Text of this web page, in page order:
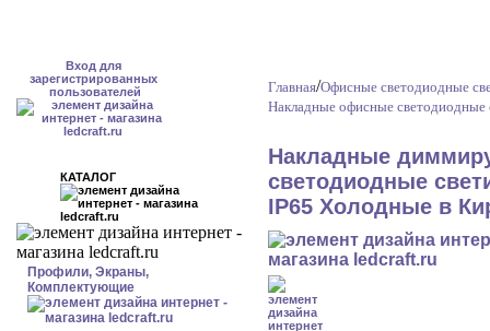
Вход для
зарегистрированных
пользователей
КАТАЛОГ
Профили, Экраны,
Комплектующие
Главная/Офисные светодиодные
Накладные офисные
Накладные
светодиодные
IP65 Холодные в